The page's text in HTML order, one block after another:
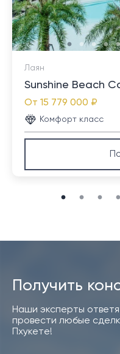
Лаян
Sunshine Beach
От 15 779 000 ₽
Комфорт класс
Получить
Наши эксперты
провести любые
Пхукете!